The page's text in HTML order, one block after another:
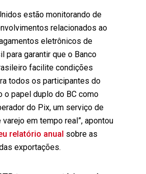
estão monitorando de
relacionados ao
eletrônicos de
para garantir que o Banco
facilite condições
todos os participantes do
o papel duplo do BC como
do Pix, um serviço de
em tempo real”, apontou
relatório anual sobre as
exportações.